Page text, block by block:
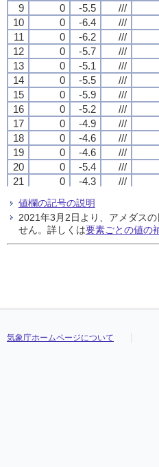
9
0 -5.5 ///
10
0 -6.4 ///
11
0 -6.2 ///
12
0 -5.7 ///
13
0 -5.1 ///
14
0 -5.5 ///
15
0 -5.9 ///
16
0 -5.2 ///
17
0 -4.9 ///
18
0 -4.6 ///
19
0 -4.6 ///
20
0 -5.4 ///
21
0 -4.3 ///
23
1 -4.8
24
0 -3.9 ///
9
0 -5.5 ///
10
0 -6.4 ///
11
0 -6.2 ///
12
0 -5.7 ///
13
0 -5.1 ///
14
0 -5.5 ///
15
0 -5.9 ///
16
0 -5.2 ///
17
0 -4.9 ///
18
0 -4.6 ///
19
0 -4.6 ///
20
0 -5.4 ///
21
0 -4.3 ///
23
1 -4.8
24
0 -3.9 ///
9
0 -5.5 ///
10
0 -6.4 ///
11
0 -6.2 ///
12
0 -5.7 ///
13
0 -5.1 ///
14
0 -5.5 ///
15
0 -5.9 ///
16
0 -5.2 ///
17
0 -4.9 ///
18
0 -4.6 ///
19
0 -4.6 ///
20
0 -5.4 ///
21
0 -4.3 ///
23
1 -4.8
24
0 -3.9 ///
9
0 -5.5 ///
10
0 -6.4 ///
11
0 -6.2 ///
12
0 -5.7 ///
13
0 -5.1 ///
14
0 -5.5 ///
15
0 -5.9 ///
16
0 -5.2 ///
17
0 -4.9 ///
18
0 -4.6 ///
19
0 -4.6 ///
20
0 -5.4 ///
21
0 -4.3 ///
23
1 -4.8
24
0 -3.9 ///
値欄の記号の説明
2021年3月2日より、アメダス
せん。詳しくは要素ごとの値の
気象庁ホームページについて